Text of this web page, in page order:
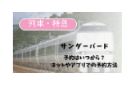
列車・特急